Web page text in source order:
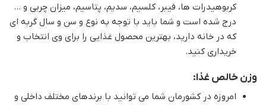
کربوهیدرات ها، فیبر، کلسیم، سدیم، پتاسیم، میزان چربی و …
درج شده است و شما باید با توجه به نوع و سن و سال گربه ای
که در خانه دارید، بهترین محصول غذایی را برای وی انتخاب و
خریداری کنید.
وزن خالص غذا:
امروزه در کشورمان شما می توانید با برندهای مختلف داخلی و